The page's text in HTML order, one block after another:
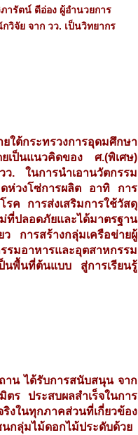
ารัตน์ ดีอ่อง ผู้อำนวยการ
จัย จาก วว. เป็นวิทยากร
ใต้กระทรวงการอุดมศึกษา
เป็นแนวคิดของ ศ.(พิเศษ)
. ในการนำเอานวัตกรรม
ห่วงโซ่การผลิต อาทิ การ
ค การส่งเสริมการใช้วัสดุ
ที่ปลอดภัยและได้มาตรฐาน
ว การสร้างกลุ่มเครือข่ายผู้
มอาหารและอุตสาหกรรม
นพื้นที่ต้นแบบ สู่การเรียนรู้
าน ได้รับการสนับสนุน จาก
ร ประสบผลสำเร็จในการ
งในทุกภาคส่วนที่เกี่ยวข้อง
นกลุ่มไม้ดอกไม้ประดับด้วย